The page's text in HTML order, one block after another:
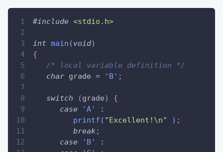
#include <stdio.h>
int main (void)
{
/* local variable definition */
char grade = 'B' ;
switch (grade)
{
case
'A'
:
printf ( "Excellent!\n" ) ;
break;
case
'B'
: